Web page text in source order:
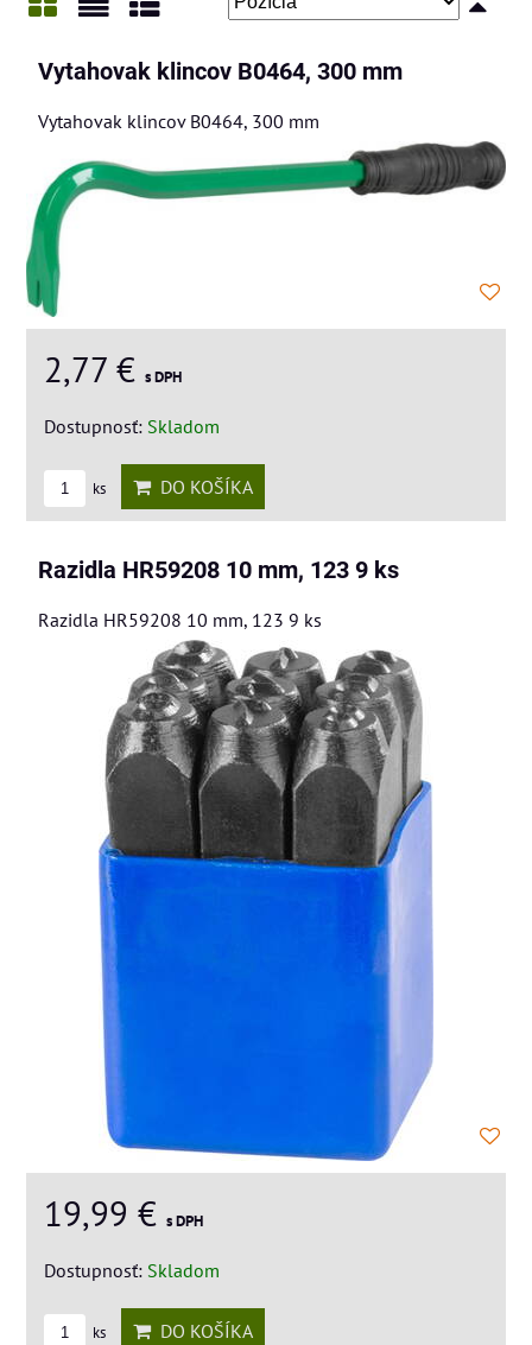
Vytahovak klincov B0464, 300 mm
Vytahovak klincov B0464, 300 mm
2,77 € s DPH
Dostupnosť: Skladom
ks DO KOŠÍKA
Razidla HR59208 10 mm, 123 9 ks
Razidla HR59208 10 mm, 123 9 ks
19,99 € s DPH
Dostupnosť: Skladom
ks DO KOŠÍKA